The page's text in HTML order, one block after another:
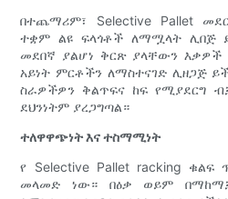
በተጨማሪም፣ Selective Pallet
ተቋም ልዩ ፍላጎቶች ለማሟላት ሊበጅ
መደበኛ ያልሆነ ቅርጽ ያላቸውን
አይነት ምርቶችን ለማስተናገድ ሊዘጋጅ
ስራዎችዎን ቅልጥፍና ከፍ የሚያደርግ
ደህንነትም ያረጋግጣል።
ተለዋዋጭነት እና ተስማሚነት
የ Selective Pallet racking
መላመድ ነው። በዕቃ ወይም